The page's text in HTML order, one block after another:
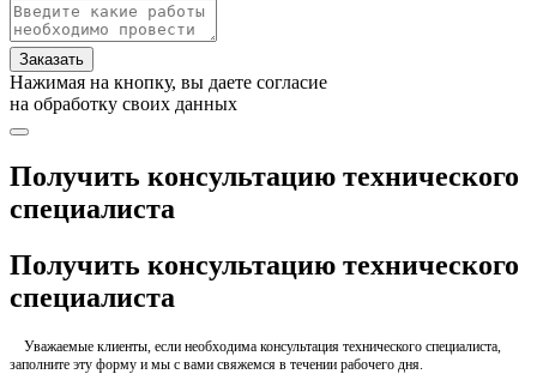
Заказать
Нажимая на кнопку, вы даете согласие
на обработку своих данных
Получить консультацию технического
специалиста
Получить консультацию технического
специалиста
Уважаемые клиенты, если необходима консультация технического специалиста,
заполните эту форму и мы с вами свяжемся в течении рабочего дня.